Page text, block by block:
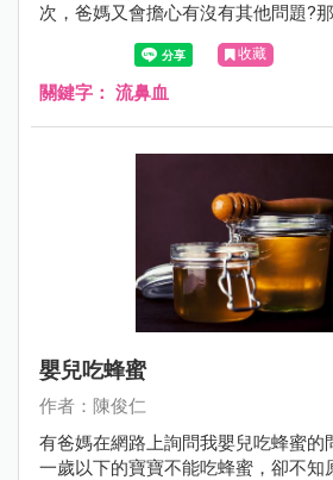
次，爸媽又會擔心有沒有其他問題?
心什麼呢?那時後需要看醫師呢？
收藏
關鍵字： 流鼻血
嬰兒吃蜂蜜
作者：陳俊仁
有爸媽在網路上詢問我嬰兒吃蜂蜜的
一歲以下的寶寶不能吃蜂蜜，卻不知